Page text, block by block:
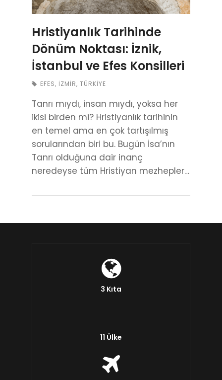
Hristiyanlık Tarihinde
Dönüm Noktası: İznik,
İstanbul ve Efes Konsilleri
EFES, İZMIR, TÜRKIYE
Tanrı mıydı, insan mıydı, yoksa her
ikisi birden mi? Hristiyanlık tarihinin
en temel ama en çok tartışılmış
sorularından biri bu. Bugün İsa’nın
Tanrı olduğuna dair inanç
neredeyse tüm Hristiyan mezhepler…
3 Kıta
11 Ülke